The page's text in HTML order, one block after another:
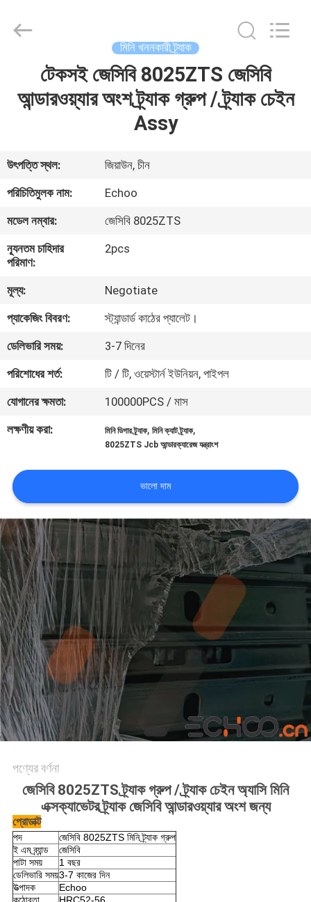
আমাদের
সম্পর্কে
কারখানা
ভ্রমণ
মান
নিয়ন্ত্রণ
খবর
উদ্ধৃতির
আবেদন
সাইট
ম্যাপ
PRIVACY
POLICY
Corporation.
মিনি খননকারী ট্র্যাক
টেকসই জেসিবি 8025ZTS জেসিবি
আন্ডারওয়্যার অংশ ট্র্যাক গ্রুপ / ট্র্যাক চেইন
Assy
উৎপত্তি স্থল:
জিয়াউন, চীন
পরিচিতিমুলক নাম:
Echoo
মডেল নম্বার:
জেসিবি 8025ZTS
ন্যূনতম চাহিদার
পরিমাণ:
2pcs
মূল্য:
Negotiate
প্যাকেজিং বিবরণ:
স্ট্যান্ডার্ড কাঠের প্যালেট।
ডেলিভারি সময়:
3-7 দিনের
পরিশোধের শর্ত:
টি / টি, ওয়েস্টার্ন ইউনিয়ন, পাইপল
যোগানের ক্ষমতা:
100000PCS / মাস
লক্ষণীয় করা:
মিনি ডিগার ট্র্যাক,মিনি ক্যাট ট্র্যাক,
8025ZTS Jcb আন্ডারক্যারেজ যন্ত্রাংশ
ভালো দাম
পণ্যের বর্ণনা
জেসিবি 8025ZTS ট্র্যাক গ্রুপ / ট্র্যাক চেইন অ্যাসি মিনি
এক্সক্যাভেটর ট্র্যাক জেসিবি আন্ডারওয়্যার অংশ জন্য
প্রোডাক্ট
পদ
জেসিবি 8025ZTS মিনি ট্র্যাক গ্রুপ
ই এম ব্র্যান্ড
জেসিবি
পাটা সময়
1 বছর
ডেলিভারি সময়3-7 কাজের দিন
উত্পাদক
Echoo